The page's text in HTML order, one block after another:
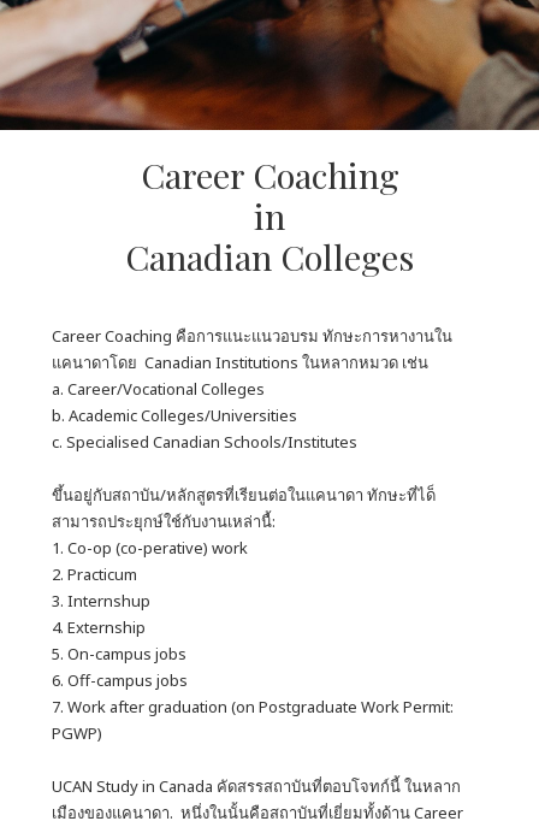
Career Coaching
in
Canadian Colleges
Career Coaching คือการแนะแนวอบรม ทักษะการหางานใน
แคนาดาโดย Canadian Institutions ในหลากหมวด เช่น
a. Career/Vocational Colleges
b. Academic Colleges/Universities
c. Specialised Canadian Schools/Institutes
ขึ้นอยู่กับสถาบัน/หลักสูตรที่เรียนต่อในแคนาดา ทักษะที่ได็
สามารถประยุกษ์ใช์กับงานเหล่านื้:
1. Co-op (co-perative) work
2. Practicum
3. Internshup
4. Externship
5. On-campus jobs
6. Off-campus jobs
7. Work after graduation (on Postgraduate Work Permit:
PGWP)
UCAN Study in Canada คัดสรรสถาบันที่ตอบโจทก์นี้ ในหลาก
เมืองของแคนาดา. หนึ่งในนั้นคือสถาบันที่เยี่ยมทั้งด้าน Career